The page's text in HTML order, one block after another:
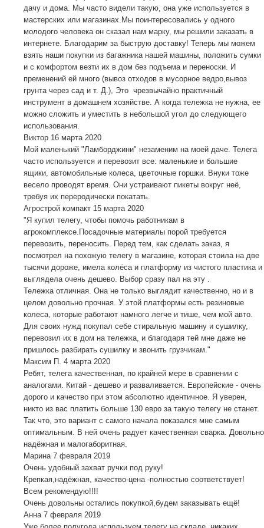
дачу и дома. Мы часто видели такую, она уже используется в
мастерских или магазинах.Мы поинтересовались у одного
молодого человека он сказал нам марку, мы решили заказать в
интернете. Благодарим за быструю доставку! Теперь мы можем
взять наши покупки из багажника нашей машины, положить сумки
и с комфортом везти их в дом без подъема и переноски. И
пременений ей много (вывоз отходов в мусорное ведро,вывоз
грунта через сад и т. Д.), Это чрезвычайно практичный
инструмент в домашнем хозяйстве. А когда тележка не нужна, ее
можно сложить и уместить в небольшой угол до следующего
использования.
Виктор 16 марта 2020
Мой маленький "Ламборджини" незаменим на моей даче. Телега
часто используется и перевозит все: маленькие и большие
ящики, автомобильные колеса, цветочные горшки. Внуки тоже
весело проводят время. Они устраивают пикеты вокруг неё,
требуя их переродически покатать.
Агрострой компакт 15 марта 2020
"Я купил телегу, чтобы помочь работникам в
агрокомплексе.Посадочные материалы порой требуется
перевозить, переносить. Перед тем, как сделать заказ, я
посмотрел на похожую телегу в магазине, которая стоила на две
тысячи дороже, имела колёса и платформу из чистого пластика и
выглядела очень дешево. Выбор сразу пал на эту .
Тележка отличная. Она не только выглядит качественно, но и в
целом довольно прочная. У этой платформы есть резиновые
колеса, которые работают намного легче и тише, чем мой авто.
Для своих нужд покупал себе стиральную машину и сушилку,
перевозил их в дом на тележка, и благодаря тей мне даже не
пришлось разбирать сушилку и звонить грузчикам."
Максим П.
4 марта 2020
Ребят, телега качественная, по крайней мере в сравнении с
аналогами. Китай - дешево и разваливается. Европейские - очень
дорого и качество при этом абсолютно идентичное. Я уверен,
никто из вас платить больше 130 евро за такую телегу не станет.
Так что, это вариант с самого начала показался мне самым
оптимальным. В ней очень радует качественная сварка. Довольно
надёжная и малогаборитная.
Марина 7 февраля 2019
Очень удобный захват ручки под руку!
Крепкая,надёжная, качество-цена -полностью соответствует!
Всем рекомендую!!!!
Очень довольны остались покупкой,будем заказывать ещё!
Анна 7 февраля 2019